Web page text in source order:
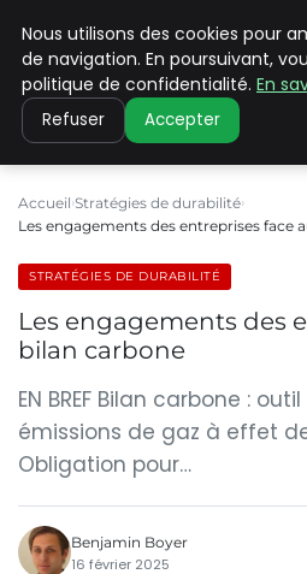
CLIMATE C
Accueil Stratégies de durabilité
Les engagements des entreprises face
STRATÉGIES DE DURABILITÉ
Les engagements des
bilan carbone
EN BREF Bilan carbone :
émissions de gaz à effet
Obligation pour…
Benjamin Boyer
16 février 2025
Nous utilisons des cookies pour
de navigation. En poursuivant,
politique de confidentialité. En
Refuser Accepter